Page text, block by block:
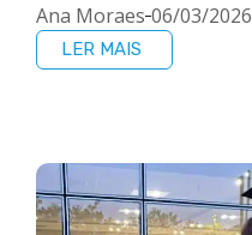
Ana Moraes 06/03/2026
LER MAIS